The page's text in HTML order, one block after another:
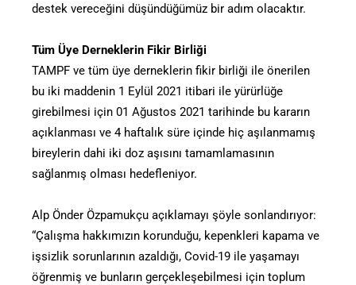
destek vereceğini düşündüğümüz bir adım olacaktır.
Tüm Üye Derneklerin Fikir Birliği
TAMPF ve tüm üye derneklerin fikir birliği ile önerilen
bu iki maddenin 1 Eylül 2021 itibari ile yürürlüğe
girebilmesi için 01 Ağustos 2021 tarihinde bu kararın
açıklanması ve 4 haftalık süre içinde hiç aşılanmamış
bireylerin dahi iki doz aşısını tamamlamasının
sağlanmış olması hedefleniyor.
Alp Önder Özpamukçu açıklamayı şöyle sonlandırıyor:
“Çalışma hakkımızın korunduğu, kepenkleri kapama ve
işsizlik sorunlarının azaldığı, Covid-19 ile yaşamayı
öğrenmiş ve bunların gerçekleşebilmesi için toplum